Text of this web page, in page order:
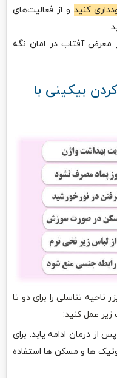
و از فعالیت‌های
معرض آفتاب در امان نگه
بیکینی با
تناسلی را برای دو تا
عمل کنید:
درمان ادامه یابد. برای
ها و مسکن ها استفاده